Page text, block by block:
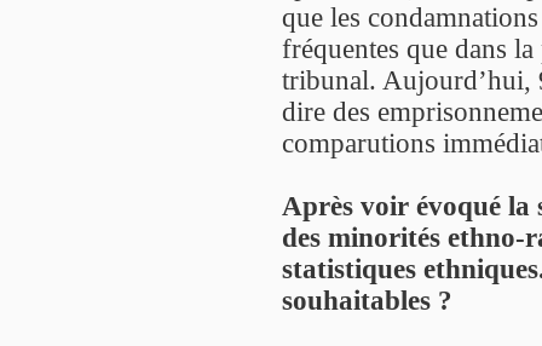
que les
fréquentes que dans
tribunal. Aujourd’hui,
dire des
comparutions
Après voir évoqué la
des minorités ethno-
statistiques
souhaitables ?